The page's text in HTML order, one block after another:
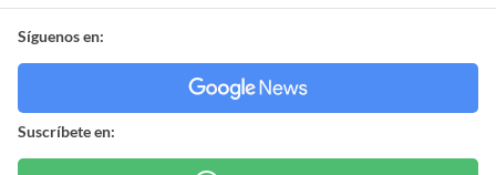
Síguenos en:
Suscríbete en: